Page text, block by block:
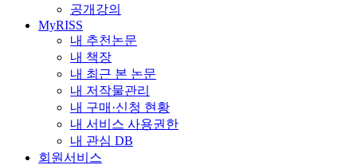
공개강의
MyRISS
내 추천논문
내 책장
내 최근 본 논문
내 저작물관리
내 구매·신청 현황
내 서비스 사용권한
내 관심 DB
회원서비스